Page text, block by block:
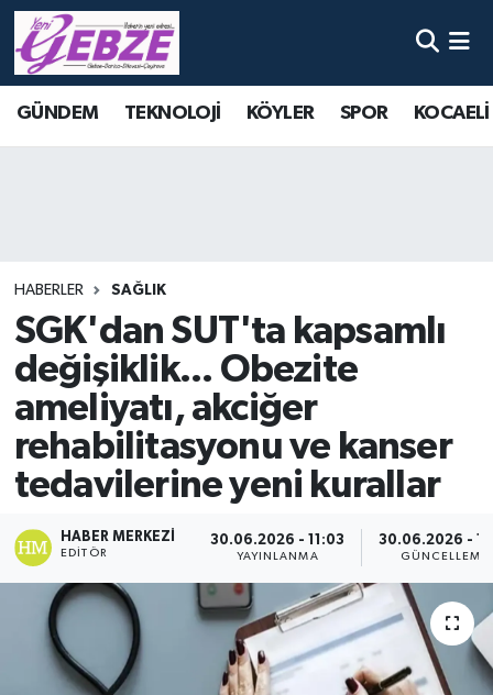
GÜNDEM TEKNOLOJİ KÖYLER SPOR
HABERLER SAĞLIK
SGK'dan SUT'ta kapsamlı
değişiklik... Obezite
ameliyatı, akciğer
rehabilitasyonu ve kanser
tedavilerine yeni kurallar
HABER MERKEZI
EDITÖR
30.06.2026 - 11:03
YAYINLANMA
30.06.2026 -
GÜNCELLEME
Nöbetçi Eczaneler
Tüm Manşetler
Son Dakika Haberleri
Haber Arşivi